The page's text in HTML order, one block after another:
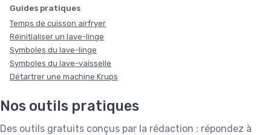
Guides pratiques
Temps de cuisson airfryer
Réinitialiser un lave-linge
Symboles du lave-linge
Symboles du lave-vaisselle
Détartrer une machine Krups
Nos outils pratiques
Des outils gratuits conçus par la rédaction : répondez à